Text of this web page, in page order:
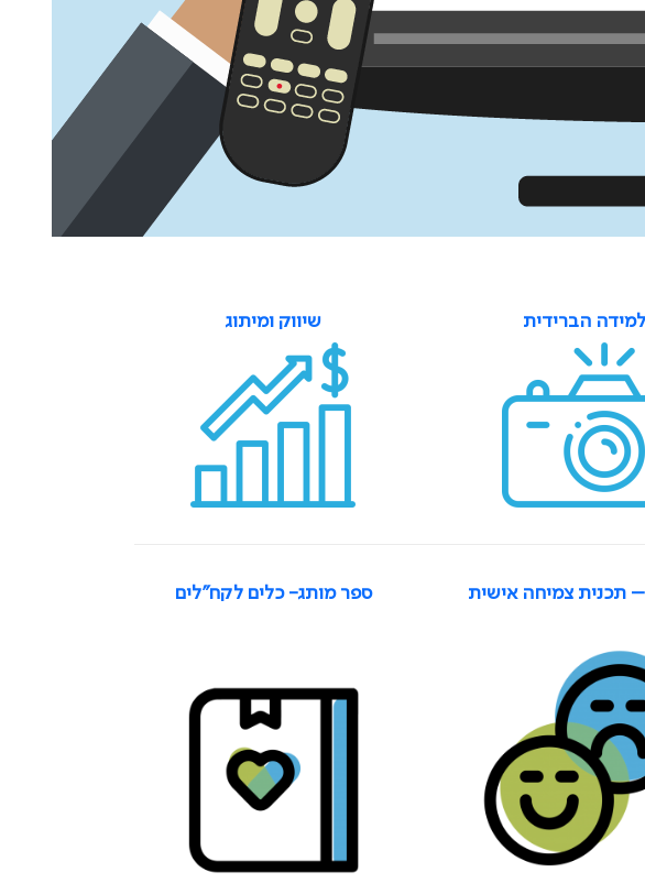
למידה הברידית שיווק ומיתוג
תכנית צמיחה אישית ספר מותג- כלים לקח"לים